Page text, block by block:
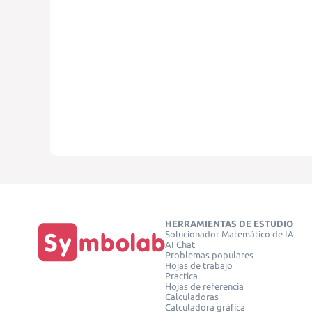
HERRAMIENTAS DE ESTUDIO
Solucionador Matemático de IA
AI Chat
Problemas populares
Hojas de trabajo
Practica
Hojas de referencia
Calculadoras
Calculadora gráfica